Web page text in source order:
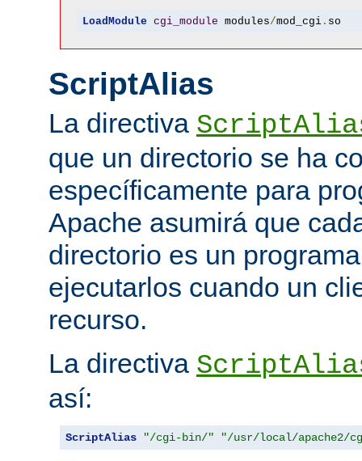
LoadModule cgi_module modules/mod_cgi. so
ScriptAlias
La directiva
que un directorio se ha
específicamente para
Apache asumirá que
directorio es un
ejecutarlos cuando un
recurso.
La directiva
así:
ScriptAlias "/cgi-bin/" "/usr/local/apache2/